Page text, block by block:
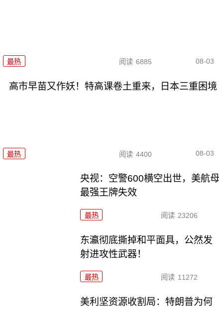
最热 阅读 6885 08-03
高市早苗又作妖！特高课卷土重来，日本三重困境
最热 阅读 4400 08-03
央视：空警600横空出世，美航母
最强王牌失效
最热 阅读 23206
东瀛彻底撕掉和平面具，公然发
射进攻性武器！
最热 阅读 11272
美利坚资源收割局：特朗普为何